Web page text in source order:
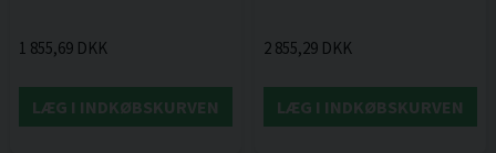
1 855,69 DKK
LÆG I INDKØBSKURVEN
2 855,29 DKK
LÆG I INDKØBSKURVEN